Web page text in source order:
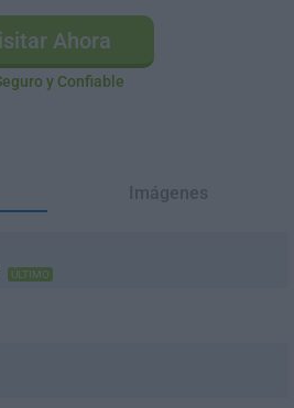
Ahora
y Confiable
Imágenes
ÚLTIMO